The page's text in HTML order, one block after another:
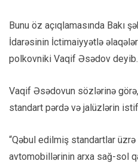
Bunu öz açıqlamasında Bakı
İdarəsinin İctimaiyyətlə
polkovniki Vaqif Əsədov deyib.
Vaqif Əsədovun sözlərinə
standart pərdə və jalüzlərin
“Qəbul edilmiş standartlar
avtomobillərinin arxa sağ-sol